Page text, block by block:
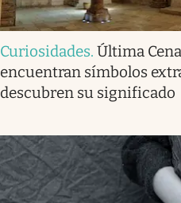
Curiosidades. Última
encuentran símbolos
descubren su significado